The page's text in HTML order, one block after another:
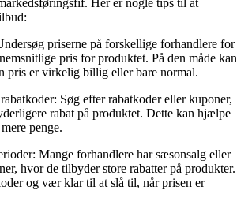
Her er nogle tips til at
priserne på forskellige forhandlere for
pris for produktet. På den måde kan
pris er virkelig billig eller bare normal.
Søg efter rabatkoder eller kuponer,
rabat på produktet. Dette kan hjælpe
penge.
Mange forhandlere har sæsonsalg eller
hvor de tilbyder store rabatter på produkter.
og vær klar til at slå til, når prisen er